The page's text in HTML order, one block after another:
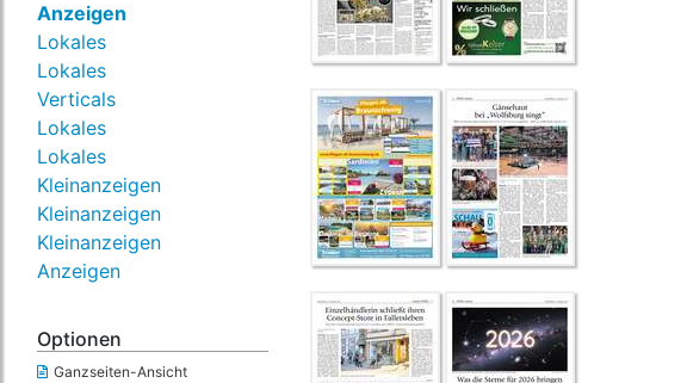
Anzeigen
Lokales
Lokales
Verticals
Lokales
Lokales
Kleinanzeigen
Kleinanzeigen
Kleinanzeigen
Anzeigen
Optionen
Ganzseiten-Ansicht